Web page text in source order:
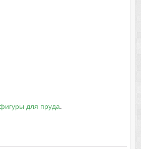
для пруда.